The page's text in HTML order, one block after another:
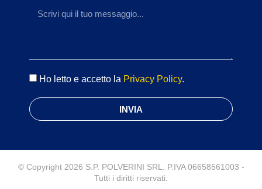
Ho letto e accetto la Privacy Policy.
INVIA
© Copyright 2026 S.P. POLVERINI SRL. P.IVA 06658561003 -
Tutti i diritti riservati.